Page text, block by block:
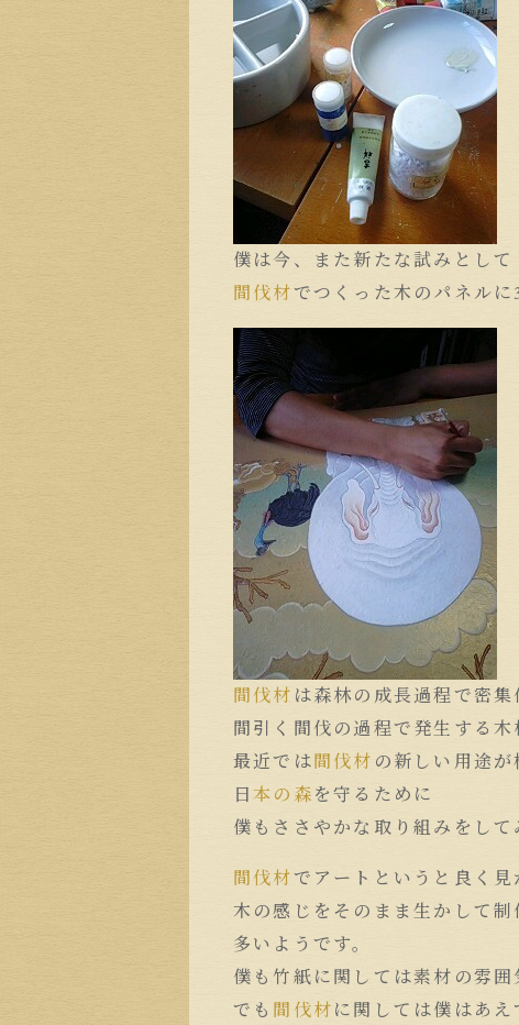
僕は今、また新たな試みとして
間伐材でつくった木のパネルに
間伐材 は森林の成長過程で密集
間引く間伐の過程で発生する木
最近では間伐材 の新しい用途が
日本の森を守るために
僕もささやかな取り組みをして
間伐材でアートというと良く見
木の感じをそのまま生かして
多いようです。
僕も竹紙に関しては素材の雰
でも 間伐材に関しては僕はあえ